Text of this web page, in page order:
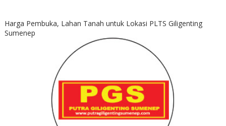
Harga Pembuka, Lahan Tanah untuk Lokasi PLTS Giligenting
Sumenep